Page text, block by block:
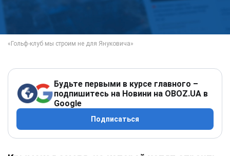
Будьте первыми в курсе главного –
подпишитесь на Новини на OBOZ.UA в
Google
Подписаться